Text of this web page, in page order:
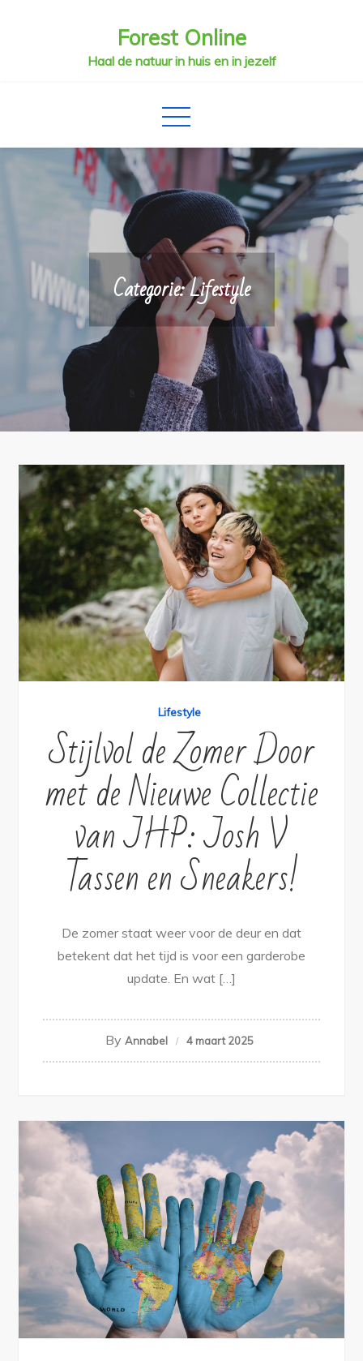
Forest Online
Haal de natuur in huis en in jezelf
Categorie:Lifestyle
Lifestyle
Stijlvol de Zomer Door
met de Nieuwe Collectie
van JHP: Josh V
Tassen en Sneakers!
De zomer staat weer voor de deur en dat
betekent dat het tijd is voor een garderobe
update. En wat […]
By Annabel 4 maart 2025